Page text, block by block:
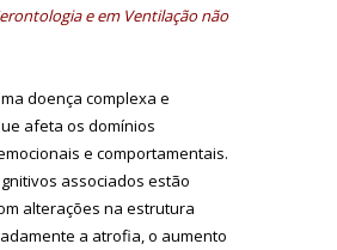
e em Ventilação não
doença complexa e
afeta os domínios
e comportamentais.
associados estão
alterações na estrutura
a atrofia, o aumento